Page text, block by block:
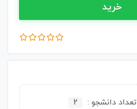
خرید
تعداد دانشجو : 2